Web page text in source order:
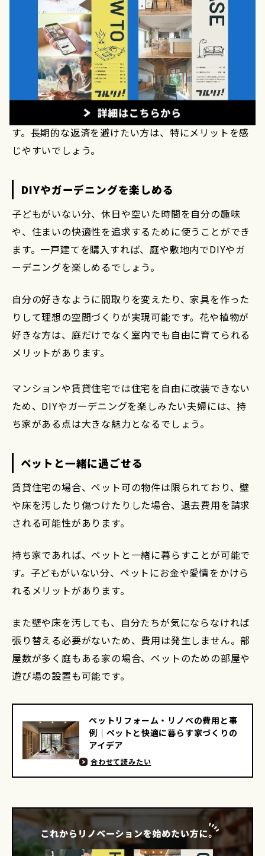
め、その分を住宅ローンの返済に充てられます。繰り
上げ返済や返済額の増額を使い、早くローンを完済で
きるようプランニングも可能です。
ローンが完済できれば、建物に関する出費が少なくな
り、生活の負担を減らせられます。老後に必要な資金
も貯めやすくなるため、将来に備えた動きもできま
す。長期的な返済を避けたい方は、特にメリットを感
じやすいでしょう。
DIYやガーデニングを楽しめる
子どもがいない分、休日や空いた時間を自分の趣味
や、住まいの快適性を追求するために使うことができ
ます。一戸建てを購入すれば、庭や敷地内でDIYやガ
ーデニングを楽しめるでしょう。
自分の好きなように間取りを変えたり、家具を作った
りして理想の空間づくりが実現可能です。花や植物が
好きな方は、庭だけでなく室内でも自由に育てられる
メリットがあります。
マンションや賃貸住宅では住宅を自由に改装できない
ため、DIYやガーデニングを楽しみたい夫婦には、持
ち家がある点は大きな魅力となるでしょう。
ペットと一緒に過ごせる
賃貸住宅の場合、ペット可の物件は限られており、壁
や床を汚したり傷つけたりした場合、退去費用を請求
される可能性があります。
持ち家であれば、ペットと一緒に暮らすことが可能で
す。子どもがいない分、ペットにお金や愛情をかけら
れるメリットがあります。
また壁や床を汚しても、自分たちが気にならなければ
張り替える必要がないため、費用は発生しません。部
屋数が多く庭もある家の場合、ペットのための部屋や
遊び場の設置も可能です。
ペットリフォーム・リノベの費用と事
例｜ペットと快適に暮らす家づくりの
アイデア
合わせて読みたい